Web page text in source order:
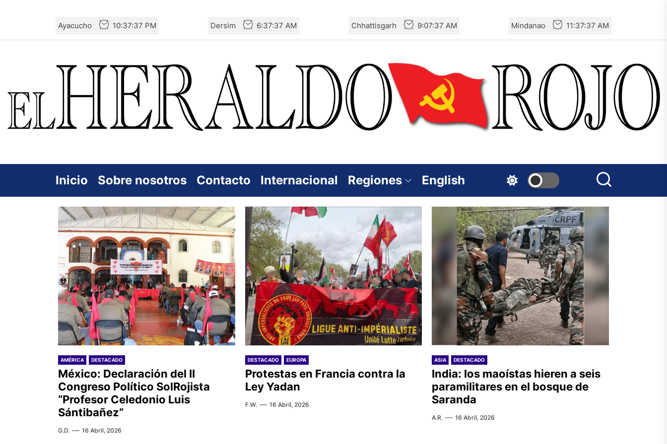
the
Ayacucho 10:37:37 PM Dersim 6:37:37 AM Chhattisgarh 9:07:37 AM Mindanao 11:37:37 AM
Inicio Sobre nosotros Contacto Internacional Regiones English
AMÉRICA DESTACADO
México: Declaración del II
Congreso Político SolRojista
“Profesor Celedonio Luis
Sántibañez”
G.D. 16 Abril, 2026
DESTACADO EUROPA
Protestas en Francia contra la
Ley Yadan
F.W. 16 Abril, 2026
ASIA DESTACADO
India: los maoístas hieren a seis
paramilitares en el bosque de
Saranda
A.R. 16 Abril, 2026